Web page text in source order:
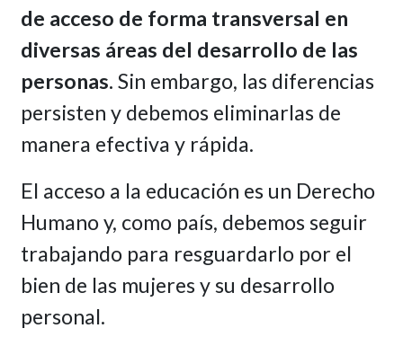
de acceso de forma transversal en
diversas áreas del desarrollo de las
personas. Sin embargo, las diferencias
persisten y debemos eliminarlas de
manera efectiva y rápida.
El acceso a la educación es un Derecho
Humano y, como país, debemos seguir
trabajando para resguardarlo por el
bien de las mujeres y su desarrollo
personal.